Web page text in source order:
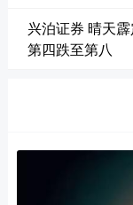
兴泊证券 晴天
第四跌至第八